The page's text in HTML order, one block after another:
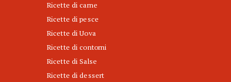
Ricette di carne
Ricette di pesce
Ricette di Uova
Ricette di contorni
Ricette di Salse
Ricette di dessert